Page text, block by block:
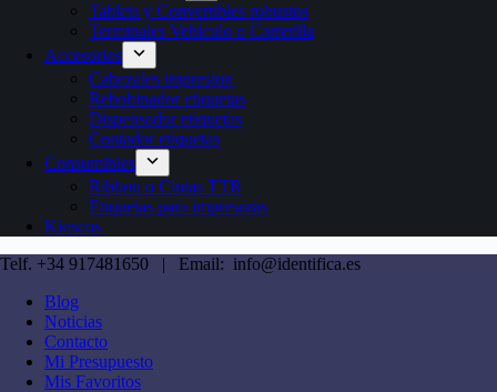
Tablets y Convertibles robustos
Terminales Vehículo o Carretilla
Accesorios
Cabezales impresion
Rebobinador etiquetas
Dispensador etiquetas
Contador etiquetas
Consumibles
Ribbon o Cintas TTR
Etiquetas para impresoras
Kioscos
Telf. +34 917481650 | Email: info@identifica.es
Blog
Noticias
Contacto
Mi Presupuesto
Mis Favoritos